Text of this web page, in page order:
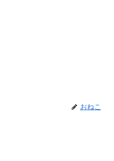
おねこ